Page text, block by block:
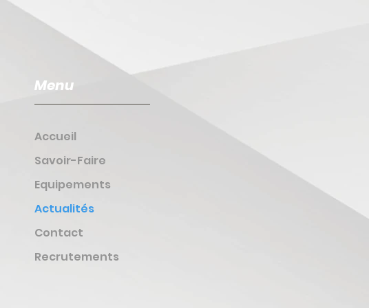
Menu
Accueil
Savoir-Faire
Equipements
Actualités
Contact
Recrutements